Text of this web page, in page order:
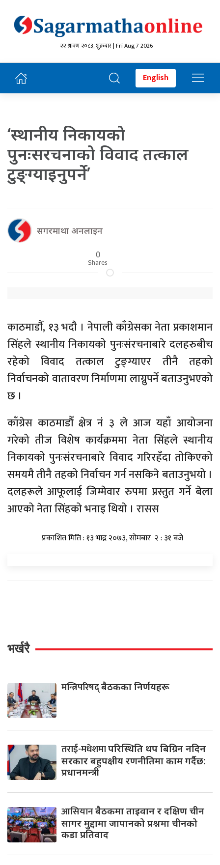
२२ श्रावण २०८३, शुक्रबार | Fri Aug 7 2026
English
‘स्थानीय निकायको
पुनःसरचनाको विवाद तत्काल
टुङ्ग्याइनुपर्ने’
सगरमाथा अनलाइन
0
Shares
काठमाडौँ, १३ भदौ । नेपाली काँग्रेसका नेता प्रकाशमान
सिंहले स्थानीय निकायको पुनःसंरचनाबारे दलहरुबीच
रहेको विवाद तत्काल टुङ्ग्याएर तीनै तहको
निर्वाचनको वातावरण निर्माणमा लाग्नुपर्ने बताउनुभएको
छ ।
काँग्रेस काठमाडौँ क्षेत्र नंं ३ ले आज यहाँ आयोजना
गरेको तीज विशेष कार्यक्रममा नेता सिंहले स्थानीय
निकायको पुनःसंरचनाबारे विवाद गरिरहँदा तोकिएको
समयमै तीनै तहको निर्वाचन गर्न नसकिने बताउनुभयो ।
दलहरूले आफूलाई जिम्मेवार रुपमा प्रस्तुत गर्ने बेला
आएको नेता सिंहको भनाइ थियो । रासस
प्रकाशित मिति : १३ भाद्र २०७३, सोमबार २ : ३१ बजे
भर्खरै
मन्त्रिपरिषद्बैठकका निर्णयहरू
तराई-मधेशमापरिस्थिति थप बिग्रिन नदिन
सरकार बहुपक्षीय रणनीतिमा काम गर्दैछ:
प्रधानमन्त्री
आसियानबैठकमा ताइवान र दक्षिण चीन
सागर मुद्दामा जापानको प्रश्नमा चीनको
कडा प्रतिवाद